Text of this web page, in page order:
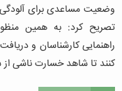
وضعیت مساعدی برای آلودگی
تصریح کرد: به همین
راهنمایی کارشناسان و
کنند تا شاهد خسارت ناشی از